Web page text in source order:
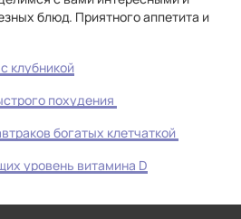
блюд. Приятного аппетита и
клубникой
похудения
богатых клетчаткой
уровень витамина D